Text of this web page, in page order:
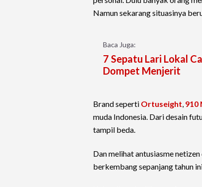
Namun sekarang situasinya
Baca Juga:
7 Sepatu Lari Lokal
Dompet Menjerit
Brand seperti Ortuseight, 910
muda Indonesia. Dari desain
tampil beda.
Dan melihat antusiasme
berkembang sepanjang tahun